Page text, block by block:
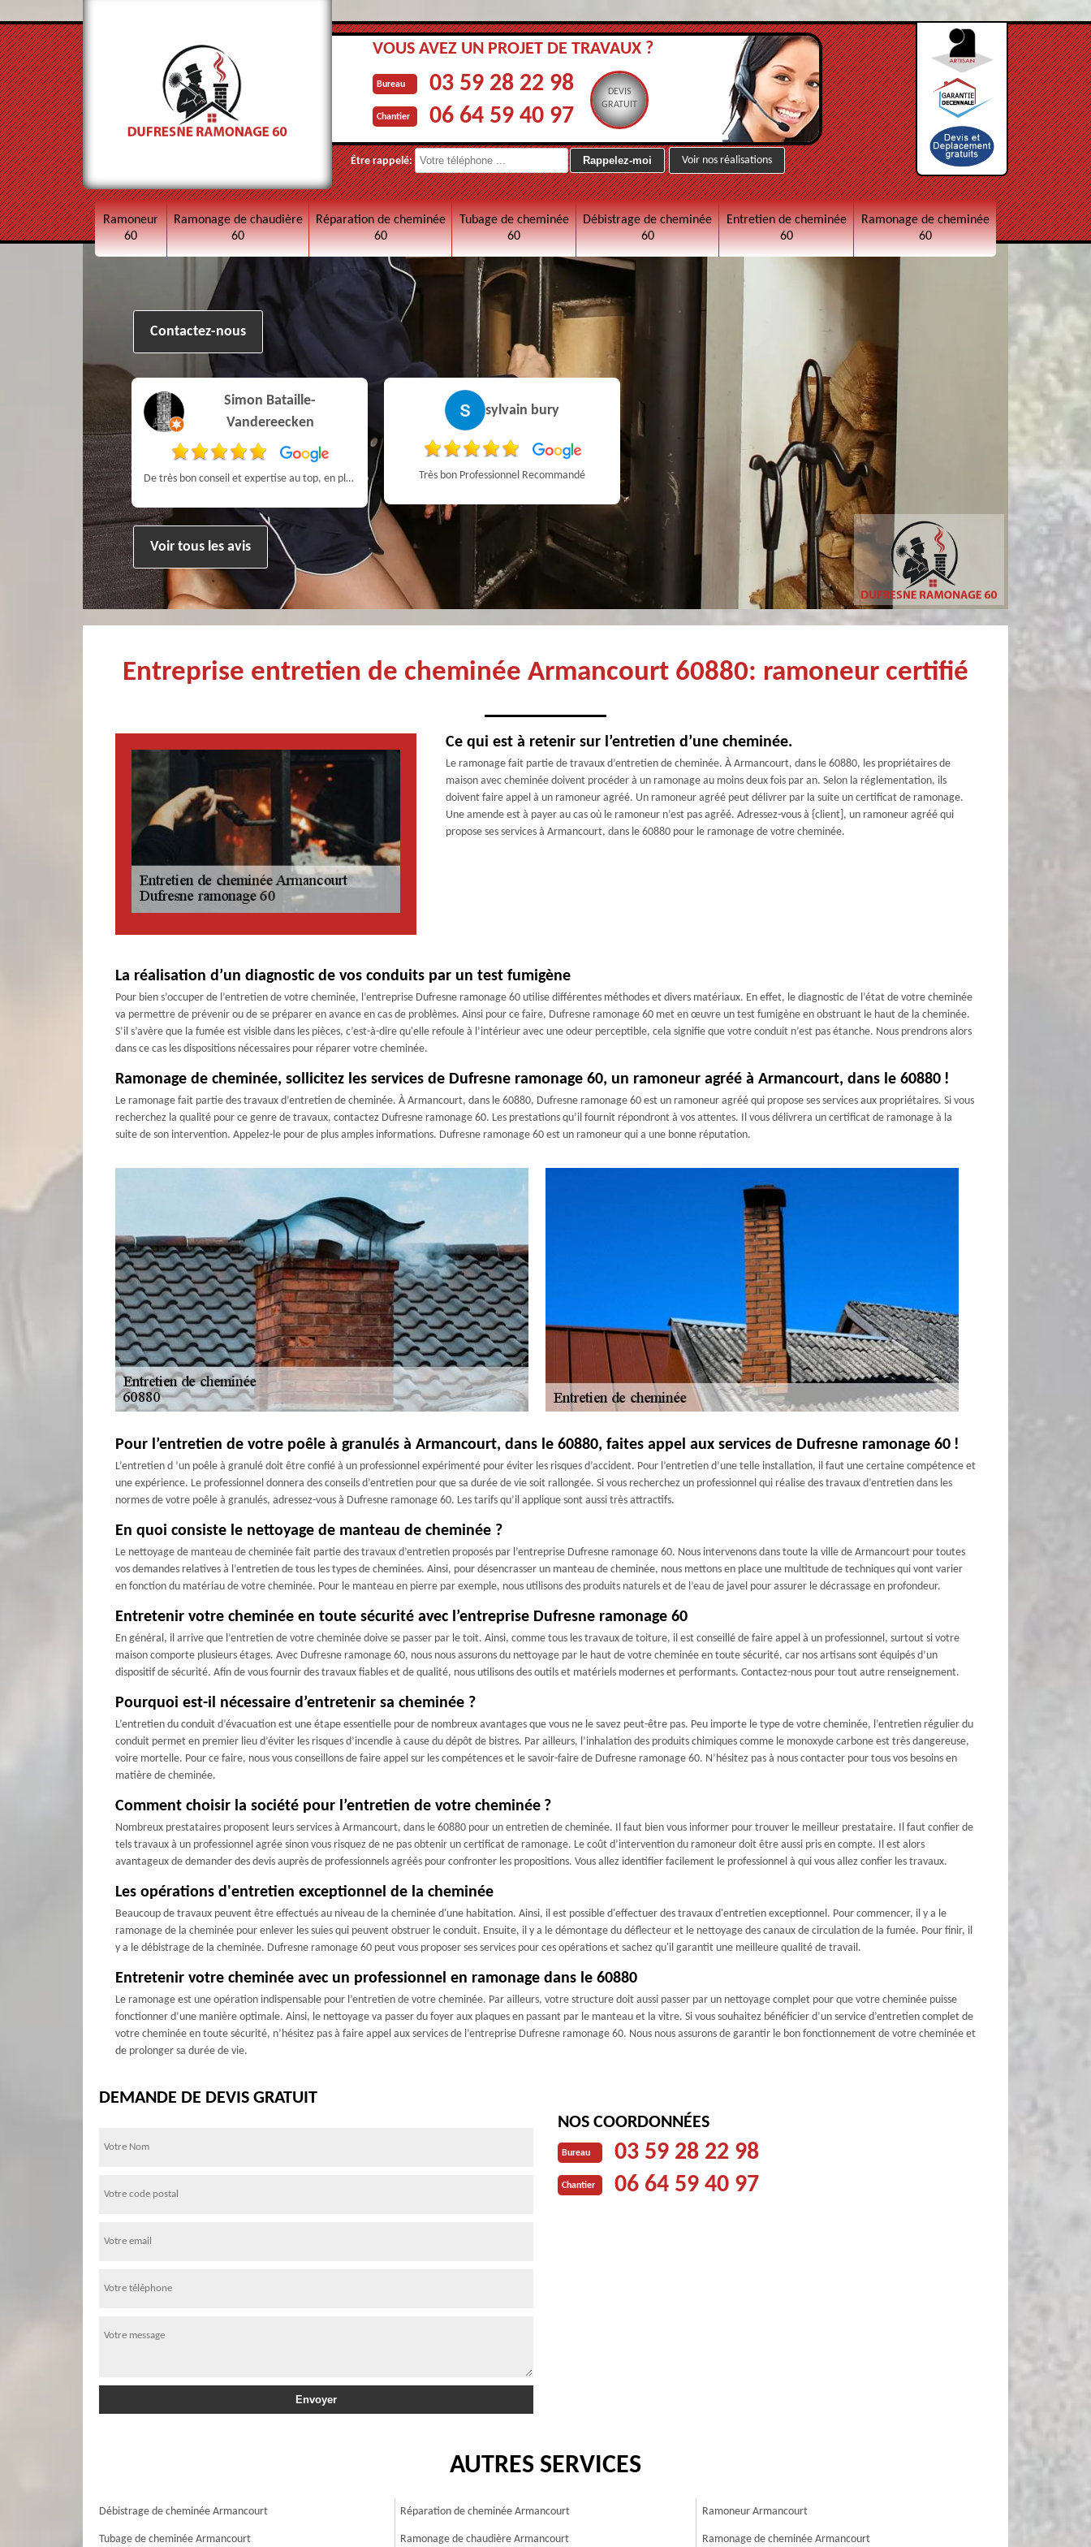
VOUS AVEZ UN PROJET DE TRAVAUX ?
Bureau 03 59 28 22 98
Chantier 06 64 59 40 97
DEVIS
GRATUIT
Être rappelé: Voir nos réalisations
Ramoneur
60
Ramonage de chaudière
60
Réparation de cheminée
60
Tubage de cheminée
60
Débistrage de cheminée
60
Entretien de cheminée
60
Ramonage de cheminée
60
Contactez-nous
Simon Bataille-
Vandereecken
De très bon conseil et expertise au top, en plus d’être très sympathique, je recommande! Nous avons été bien aidés et renseignés sur quoi faire de notre insert et son entretien futur, merci :)
sylvain bury
Très bon Professionnel Recommandé
Patricia MARCHANDIN
personne sympathique efficace expliquant la démarche de son travail pour un résultat de qualité . A recommander
Christophe Mce
Voir tous les avis
Entreprise entretien de cheminée Armancourt 60880: ramoneur certifié
Ce qui est à retenir sur l’entretien d’une cheminée.
Le ramonage fait partie de travaux d’entretien de cheminée. À Armancourt, dans le 60880, les propriétaires de
maison avec cheminée doivent procéder à un ramonage au moins deux fois par an. Selon la réglementation, ils
doivent faire appel à un ramoneur agréé. Un ramoneur agréé peut délivrer par la suite un certificat de ramonage.
Une amende est à payer au cas où le ramoneur n’est pas agréé. Adressez-vous à {client], un ramoneur agréé qui
propose ses services à Armancourt, dans le 60880 pour le ramonage de votre cheminée.
La réalisation d’un diagnostic de vos conduits par un test fumigène
Pour bien s’occuper de l’entretien de votre cheminée, l’entreprise Dufresne ramonage 60 utilise différentes méthodes et divers matériaux. En effet, le diagnostic de l’état de votre cheminée
va permettre de prévenir ou de se préparer en avance en cas de problèmes. Ainsi pour ce faire, Dufresne ramonage 60 met en œuvre un test fumigène en obstruant le haut de la cheminée.
S’il s’avère que la fumée est visible dans les pièces, c’est-à-dire qu'elle refoule à l’intérieur avec une odeur perceptible, cela signifie que votre conduit n’est pas étanche. Nous prendrons alors
dans ce cas les dispositions nécessaires pour réparer votre cheminée.
Ramonage de cheminée, sollicitez les services de Dufresne ramonage 60, un ramoneur agréé à Armancourt, dans le 60880 !
Le ramonage fait partie des travaux d’entretien de cheminée. À Armancourt, dans le 60880, Dufresne ramonage 60 est un ramoneur agréé qui propose ses services aux propriétaires. Si vous
recherchez la qualité pour ce genre de travaux, contactez Dufresne ramonage 60. Les prestations qu’il fournit répondront à vos attentes. Il vous délivrera un certificat de ramonage à la
suite de son intervention. Appelez-le pour de plus amples informations. Dufresne ramonage 60 est un ramoneur qui a une bonne réputation.
Pour l’entretien de votre poêle à granulés à Armancourt, dans le 60880, faites appel aux services de Dufresne ramonage 60 !
L’entretien d ’un poêle à granulé doit être confié à un professionnel expérimenté pour éviter les risques d’accident. Pour l’entretien d’une telle installation, il faut une certaine compétence et
une expérience. Le professionnel donnera des conseils d’entretien pour que sa durée de vie soit rallongée. Si vous recherchez un professionnel qui réalise des travaux d’entretien dans les
normes de votre poêle à granulés, adressez-vous à Dufresne ramonage 60. Les tarifs qu’il applique sont aussi très attractifs.
En quoi consiste le nettoyage de manteau de cheminée ?
Le nettoyage de manteau de cheminée fait partie des travaux d’entretien proposés par l’entreprise Dufresne ramonage 60. Nous intervenons dans toute la ville de Armancourt pour toutes
vos demandes relatives à l’entretien de tous les types de cheminées. Ainsi, pour désencrasser un manteau de cheminée, nous mettons en place une multitude de techniques qui vont varier
en fonction du matériau de votre cheminée. Pour le manteau en pierre par exemple, nous utilisons des produits naturels et de l’eau de javel pour assurer le décrassage en profondeur.
Entretenir votre cheminée en toute sécurité avec l’entreprise Dufresne ramonage 60
En général, il arrive que l’entretien de votre cheminée doive se passer par le toit. Ainsi, comme tous les travaux de toiture, il est conseillé de faire appel à un professionnel, surtout si votre
maison comporte plusieurs étages. Avec Dufresne ramonage 60, nous nous assurons du nettoyage par le haut de votre cheminée en toute sécurité, car nos artisans sont équipés d’un
dispositif de sécurité. Afin de vous fournir des travaux fiables et de qualité, nous utilisons des outils et matériels modernes et performants. Contactez-nous pour tout autre renseignement.
Pourquoi est-il nécessaire d’entretenir sa cheminée ?
L’entretien du conduit d’évacuation est une étape essentielle pour de nombreux avantages que vous ne le savez peut-être pas. Peu importe le type de votre cheminée, l’entretien régulier du
conduit permet en premier lieu d’éviter les risques d’incendie à cause du dépôt de bistres. Par ailleurs, l’inhalation des produits chimiques comme le monoxyde carbone est très dangereuse,
voire mortelle. Pour ce faire, nous vous conseillons de faire appel sur les compétences et le savoir-faire de Dufresne ramonage 60. N’hésitez pas à nous contacter pour tous vos besoins en
matière de cheminée.
Comment choisir la société pour l’entretien de votre cheminée ?
Nombreux prestataires proposent leurs services à Armancourt, dans le 60880 pour un entretien de cheminée. Il faut bien vous informer pour trouver le meilleur prestataire. Il faut confier de
tels travaux à un professionnel agrée sinon vous risquez de ne pas obtenir un certificat de ramonage. Le coût d’intervention du ramoneur doit être aussi pris en compte. Il est alors
avantageux de demander des devis auprès de professionnels agréés pour confronter les propositions. Vous allez identifier facilement le professionnel à qui vous allez confier les travaux.
Les opérations d'entretien exceptionnel de la cheminée
Beaucoup de travaux peuvent être effectués au niveau de la cheminée d'une habitation. Ainsi, il est possible d'effectuer des travaux d'entretien exceptionnel. Pour commencer, il y a le
ramonage de la cheminée pour enlever les suies qui peuvent obstruer le conduit. Ensuite, il y a le démontage du déflecteur et le nettoyage des canaux de circulation de la fumée. Pour finir, il
y a le débistrage de la cheminée. Dufresne ramonage 60 peut vous proposer ses services pour ces opérations et sachez qu'il garantit une meilleure qualité de travail.
Entretenir votre cheminée avec un professionnel en ramonage dans le 60880
Le ramonage est une opération indispensable pour l’entretien de votre cheminée. Par ailleurs, votre structure doit aussi passer par un nettoyage complet pour que votre cheminée puisse
fonctionner d’une manière optimale. Ainsi, le nettoyage va passer du foyer aux plaques en passant par le manteau et la vitre. Si vous souhaitez bénéficier d’un service d’entretien complet de
votre cheminée en toute sécurité, n’hésitez pas à faire appel aux services de l’entreprise Dufresne ramonage 60. Nous nous assurons de garantir le bon fonctionnement de votre cheminée et
de prolonger sa durée de vie.
DEMANDE DE DEVIS GRATUIT
NOS COORDONNÉES
Bureau 03 59 28 22 98
Chantier 06 64 59 40 97
AUTRES SERVICES
Débistrage de cheminée Armancourt
Tubage de cheminée Armancourt
Réparation de cheminée Armancourt
Ramonage de chaudière Armancourt
Ramoneur Armancourt
Ramonage de cheminée Armancourt